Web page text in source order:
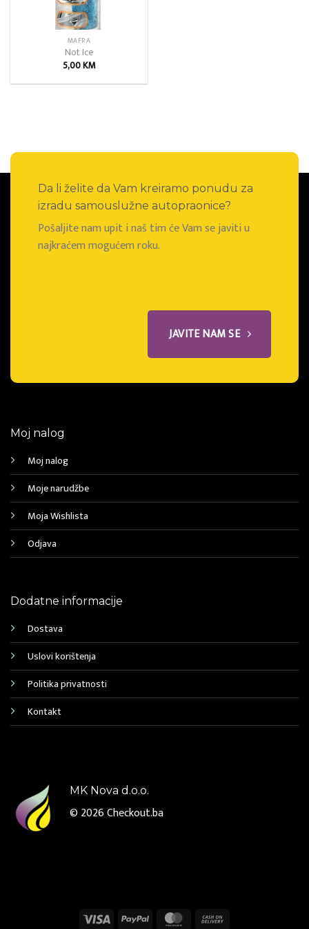
MAFRA
Not Ice
5,00KM
Da li želite da Vam kreiramo ponudu za
izradu samouslužne autopraonice?
Pošaljite nam upit i naš tim će Vam se javiti u
najkraćem mogućem roku.
JAVITE NAM SE
Moj nalog
Moj nalog
Moje narudžbe
Moja Wishlista
Odjava
Dodatne informacije
Dostava
Uslovi korištenja
Politika privatnosti
Kontakt
MK Nova d.o.o.
© 2026Checkout.ba